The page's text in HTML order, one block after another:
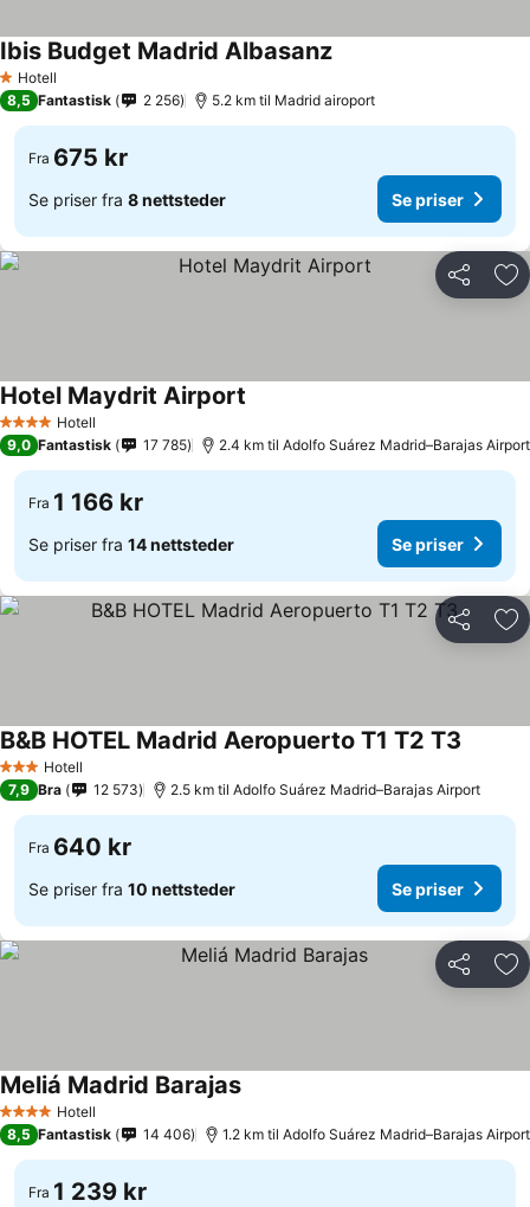
1 Stjerner
Hotell
Ibis Budget Madrid AlbasanzSe priser
8,5 Fantastisk 2 256 5.2 km til Madrid airoport
Fra 675 kr
Se priser fra 8 nettsteder Se priser
Del
4 StjernerHotell
Hotel Maydrit Airport
9,0 Fantastisk 17 785 2.4 km til Adolfo Suárez Madrid–Barajas Airport
Fra 1 166 kr
Se priser fra 14 nettsteder Se priser
Del
3 StjernerHotell
B&B HOTEL Madrid Aeropuerto T1 T2 T3
7,9 Bra 12 573 2.5 km til Adolfo Suárez Madrid–Barajas Airport
Fra 640 kr
Se priser fra 10 nettsteder Se priser
Del
4 StjernerHotell
Meliá Madrid BarajasSe priser
8,5 Fantastisk 14 406 1.2 km til Adolfo Suárez Madrid–Barajas Airport
Fra 1 239 kr